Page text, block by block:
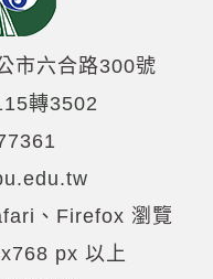
市六合路300號
轉3502
、Firefox 瀏覽
px 以上